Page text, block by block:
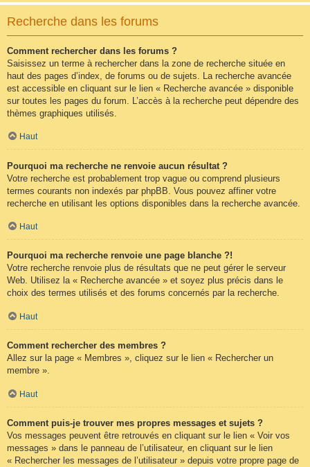
Recherche dans les forums
Comment rechercher dans les forums ?
Saisissez un terme à rechercher dans la zone de recherche située en
haut des pages d’index, de forums ou de sujets. La recherche avancée
est accessible en cliquant sur le lien « Recherche avancée » disponible
sur toutes les pages du forum. L’accès à la recherche peut dépendre des
thèmes graphiques utilisés.
Haut
Pourquoi ma recherche ne renvoie aucun résultat ?
Votre recherche est probablement trop vague ou comprend plusieurs
termes courants non indexés par phpBB. Vous pouvez affiner votre
recherche en utilisant les options disponibles dans la recherche avancée.
Haut
Pourquoi ma recherche renvoie une page blanche ?!
Votre recherche renvoie plus de résultats que ne peut gérer le serveur
Web. Utilisez la « Recherche avancée » et soyez plus précis dans le
choix des termes utilisés et des forums concernés par la recherche.
Haut
Comment rechercher des membres ?
Allez sur la page « Membres », cliquez sur le lien « Rechercher un
membre ».
Haut
Comment puis-je trouver mes propres messages et sujets ?
Vos messages peuvent être retrouvés en cliquant sur le lien « Voir vos
messages » dans le panneau de l’utilisateur, en cliquant sur le lien
« Rechercher les messages de l’utilisateur » depuis votre propre page de